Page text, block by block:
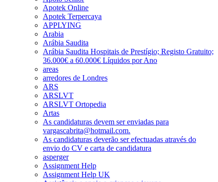
Apotek Online
Apotek Terpercaya
APPLYING
Arabia
Arábia Saudita
Arábia Saudita Hospitais de Prestígio; Registo Gratuito;
36.000€ a 60.000€ Líquidos por Ano
areas
arredores de Londres
ARS
ARSLVT
ARSLVT Ortopedia
Artas
As candidaturas devem ser enviadas para
vargascabrita@hotmail.com.
As candidaturas deverão ser efectuadas através do
envio do CV e carta de candidatura
asperger
Assignment Help
Assignment Help UK